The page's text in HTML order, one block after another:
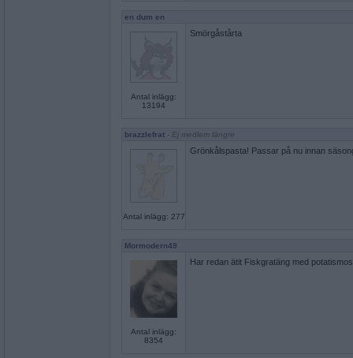
en dum en
Antal inlägg:
13194
Smörgåstårta
brazzlefrat - Ej medlem längre
Antal inlägg: 277
Grönkålspasta! Passar på nu innan
Mormodern49
Antal inlägg:
8354
Har redan ätit Fiskgratäng med